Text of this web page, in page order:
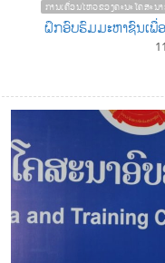
ການເຄື່ອນໄຫວຂອງຄະນະໂຄສະ
ຝຶກອົບຮົມມະຫາຊົນເພື່